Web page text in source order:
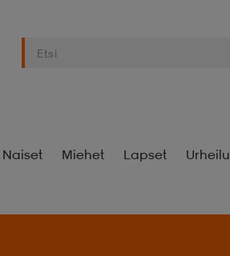
Naiset Miehet Lapset Urheilu